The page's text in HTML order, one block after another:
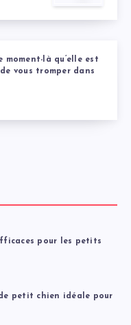
moment-là qu’elle est
vous tromper dans
pour les petits
petit chien idéale pour